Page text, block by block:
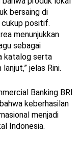
bersaing di
cukup positif.
menunjukkan
sebagai
katalog serta
jelas Rini.
Banking BRI
keberhasilan
menjadi
Indonesia.